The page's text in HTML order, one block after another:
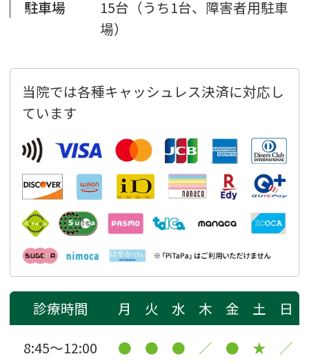
駐車場
15台（うち1台、障害者用駐車
場）
当院では各種キャッシュレス決済に対応し
ています
診療時間 月 火 水 木 金 土
日
8:45〜12:00
● ● ● ／ ● ★ ／